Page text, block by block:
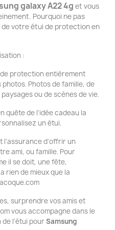
galaxy A22 4g et vous
Pourquoi ne pas
votre étui de protection en
:
protection entièrement
Photos de famille, de
ou de scènes de vie.
quête de l'idée cadeau la
un étui.
l'assurance d'offrir un
ami, ou famille. Pour
il se doit, une fête,
rien de mieux que la
surprendre vos amis et
vous accompagne dans le
de l'étui pour Samsung